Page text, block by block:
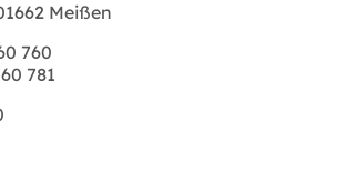
Meißen
760
781